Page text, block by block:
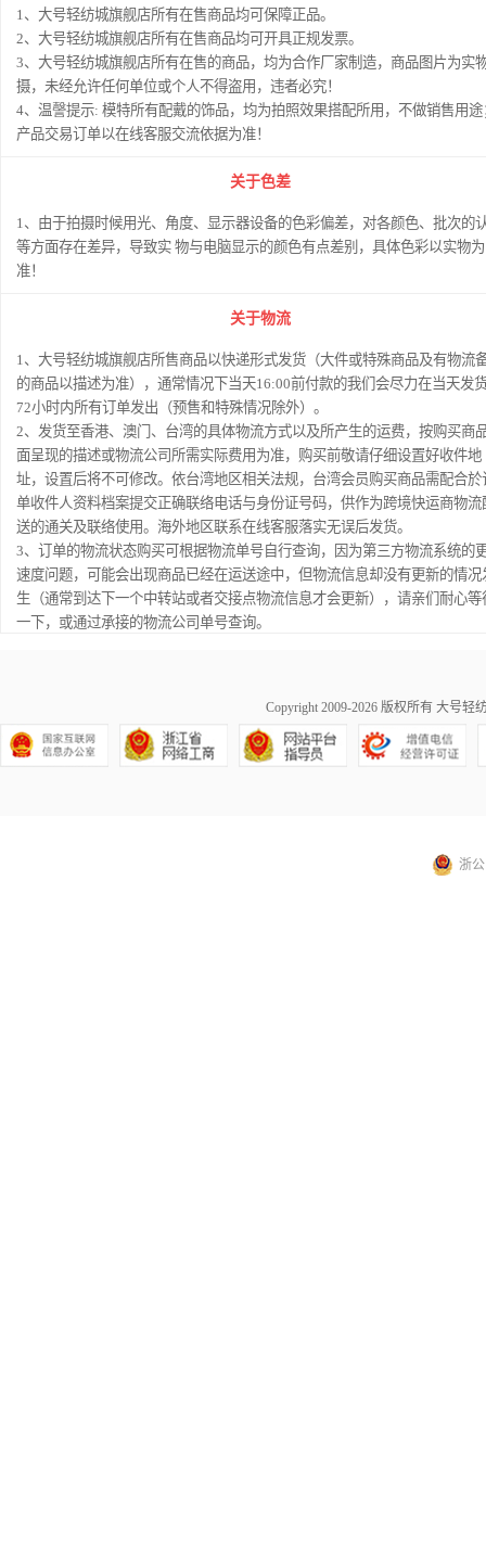
1、大号轻纺城旗舰店所有在售商品均可保障正品。
2、大号轻纺城旗舰店所有在售商品均可开具正规发票。
3、大号轻纺城旗舰店所有在售的商品，均为合作厂家制造，商品图片为实
摄，未经允许任何单位或个人不得盗用，违者必究！
4、温謦提示: 模特所有配戴的饰品，均为拍照效果搭配所用，不做销售用途
产品交易订单以在线客服交流依据为准！
关于色差
1、由于拍摄时候用光、角度、显示器设备的色彩偏差，对各颜色、批次的
等方面存在差异，导致实 物与电脑显示的颜色有点差别，具体色彩以实物为
准！
关于物流
1、大号轻纺城旗舰店所售商品以快递形式发货（大件或特殊商品及有物流
的商品以描述为准），通常情况下当天16:00前付款的我们会尽力在当天发
72小时内所有订单发出（预售和特殊情况除外）。
2、发货至香港、澳门、台湾的具体物流方式以及所产生的运费，按购买商
面呈现的描述或物流公司所需实际费用为准，购买前敬请仔细设置好收件地
址，设置后将不可修改。依台湾地区相关法规，台湾会员购买商品需配合於
单收件人资料档案提交正确联络电话与身份证号码，供作为跨境快运商物流
送的通关及联络使用。海外地区联系在线客服落实无误后发货。
3、订单的物流状态购买可根据物流单号自行查询，因为第三方物流系统的
速度问题，可能会出现商品已经在运送途中，但物流信息却没有更新的情况
生（通常到达下一个中转站或者交接点物流信息才会更新），请亲们耐心等
一下，或通过承接的物流公司单号查询。
Copyright 2009-2026 版权所有 大号轻
浙公